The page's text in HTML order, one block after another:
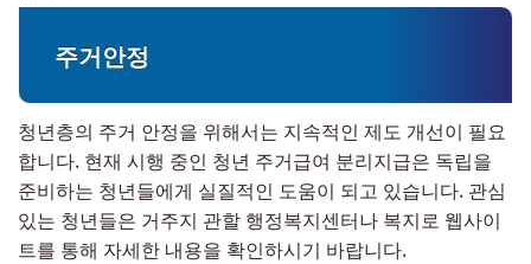
주거안정
청년층의 주거 안정을 위해서는 지속적인 제도 개선이 필요
합니다. 현재 시행 중인 청년 주거급여 분리지급은 독립을
준비하는 청년들에게 실질적인 도움이 되고 있습니다. 관심
있는 청년들은 거주지 관할 행정복지센터나 복지로 웹사이
트를 통해 자세한 내용을 확인하시기 바랍니다.